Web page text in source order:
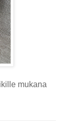
mukana